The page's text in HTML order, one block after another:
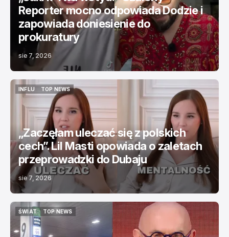
Reporter mocno odpowiada Dodzie i
zapowiada doniesienie do
prokuratury
sie 7, 2026
INFLU
INFLU
TOP NEWS
TOP NEWS
„Zaczęłam uleczać się z polskich
cech”. Lil Masti opowiada o zaletach
przeprowadzki do Dubaju
sie 7, 2026
ŚWIAT
ŚWIAT
TOP NEWS